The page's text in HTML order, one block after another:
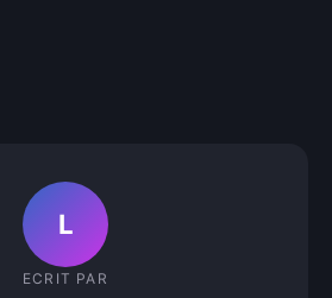
L
ECRIT PAR